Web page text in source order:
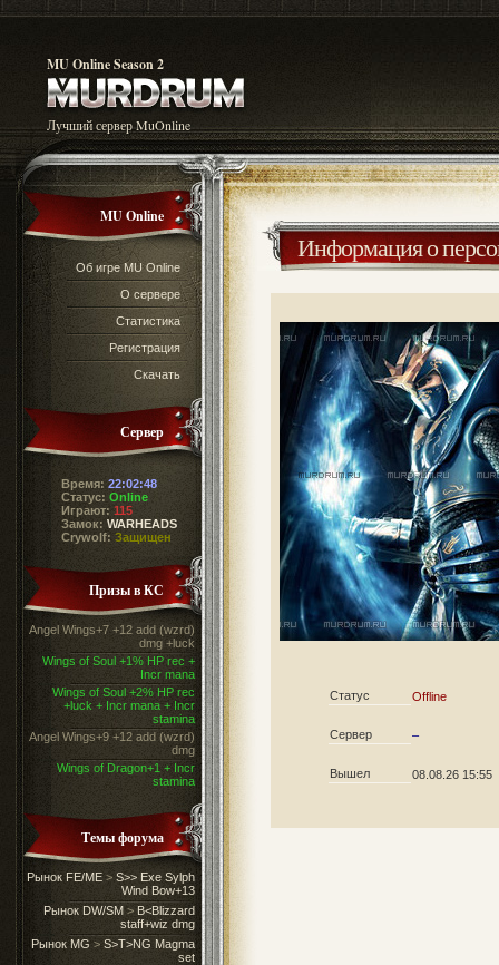
MU Online Season 2
Лучший сервер MuOnline
MU Online
Об игре MU Online
О сервере
Статистика
Регистрация
Скачать
Сервер
Время: 22:02:48
Статус: Online
Играют: 115
Замок: WARHEADS
Crywolf: Защищен
Призы в КС
Angel Wings+7 +12 add (wzrd)
dmg +luck
Wings of Soul +1% HP rec +
Incr mana
Wings of Soul +2% HP rec
+luck + Incr mana + Incr
stamina
Angel Wings+9 +12 add (wzrd)
dmg
Wings of Dragon+1 + Incr
stamina
Темы форума
Рынок FE/ME > S>> Exe Sylph
Wind Bow+13
Рынок DW/SM > B<Blizzard
staff+wiz dmg
Рынок MG > S>T>NG Magma
set
Информация о
Статус Offline
Сервер –
Вышел 08.08.26 15:55